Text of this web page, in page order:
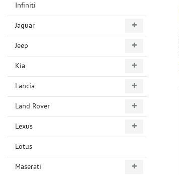
Infiniti
Jaguar
Jeep
Kia
Lancia
Land Rover
Lexus
Lotus
Maserati